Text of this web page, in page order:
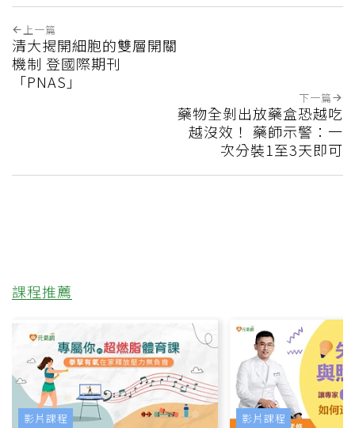
上一篇
清大揭開細胞的雙層開關
機制 登國際期刊
「PNAS」
下一篇
藥物全剝出放藥盒恐越吃
越沒效！ 藥師示警：一
次分裝1至3天即可
課程推薦
影片課程 影片課程